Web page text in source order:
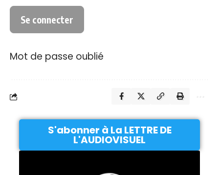
Mot de passe oublié
S'abonner à La LETTRE DE
L'AUDIOVISUEL